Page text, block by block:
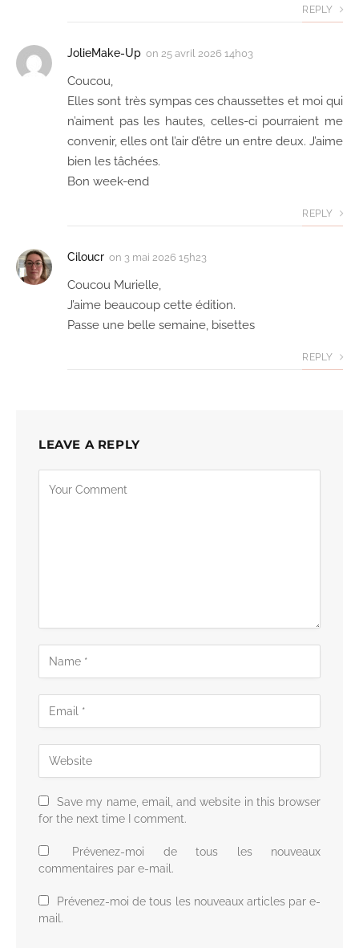
REPLY
JolieMake-Up on 25 avril 2026 14h03
Coucou,
Elles sont très sympas ces chaussettes et moi qui
n’aiment pas les hautes, celles-ci pourraient me
convenir, elles ont l’air d’être un entre deux. J’aime
bien les tâchées.
Bon week-end
REPLY
Ciloucr on 3 mai 2026 15h23
Coucou Murielle,
J’aime beaucoup cette édition.
Passe une belle semaine, bisettes
REPLY
LEAVE A REPLY
Save my name, email, and website in this browser
for the next time I comment.
Prévenez-moi de tous les nouveaux
commentaires par e-mail.
Prévenez-moi de tous les nouveaux articles par e-
mail.